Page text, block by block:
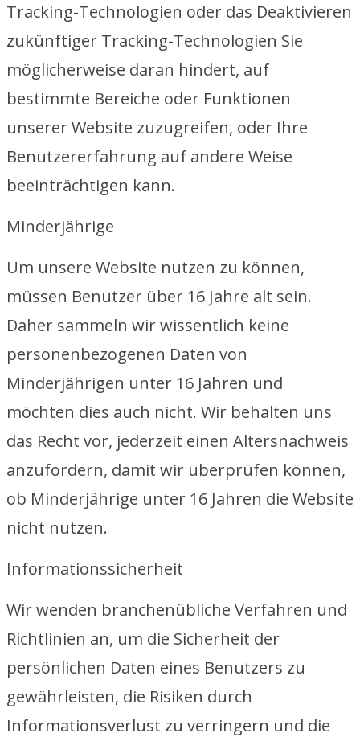
Tracking-Technologien oder das Deaktivieren
zukünftiger Tracking-Technologien Sie
möglicherweise daran hindert, auf
bestimmte Bereiche oder Funktionen
unserer Website zuzugreifen, oder Ihre
Benutzererfahrung auf andere Weise
beeinträchtigen kann.
Minderjährige
Um unsere Website nutzen zu können,
müssen Benutzer über 16 Jahre alt sein.
Daher sammeln wir wissentlich keine
personenbezogenen Daten von
Minderjährigen unter 16 Jahren und
möchten dies auch nicht. Wir behalten uns
das Recht vor, jederzeit einen Altersnachweis
anzufordern, damit wir überprüfen können,
ob Minderjährige unter 16 Jahren die Website
nicht nutzen.
Informationssicherheit
Wir wenden branchenübliche Verfahren und
Richtlinien an, um die Sicherheit der
persönlichen Daten eines Benutzers zu
gewährleisten, die Risiken durch
Informationsverlust zu verringern und die